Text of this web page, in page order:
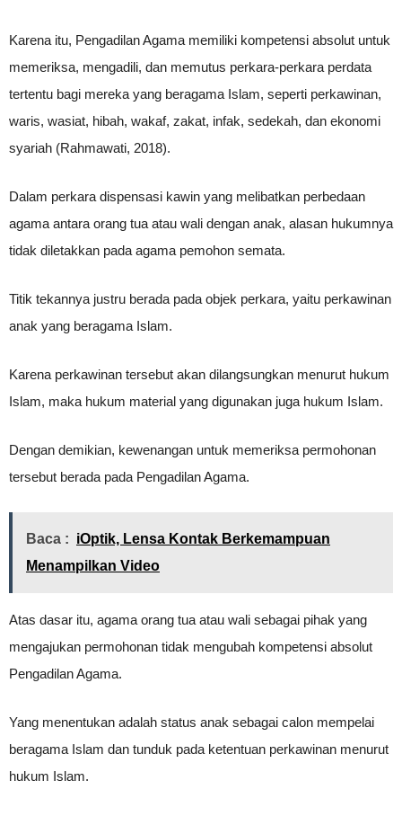
Karena itu, Pengadilan Agama memiliki kompetensi absolut untuk
memeriksa, mengadili, dan memutus perkara-perkara perdata
tertentu bagi mereka yang beragama Islam, seperti perkawinan,
waris, wasiat, hibah, wakaf, zakat, infak, sedekah, dan ekonomi
syariah (Rahmawati, 2018).
Dalam perkara dispensasi kawin yang melibatkan perbedaan
agama antara orang tua atau wali dengan anak, alasan hukumnya
tidak diletakkan pada agama pemohon semata.
Titik tekannya justru berada pada objek perkara, yaitu perkawinan
anak yang beragama Islam.
Karena perkawinan tersebut akan dilangsungkan menurut hukum
Islam, maka hukum material yang digunakan juga hukum Islam.
Dengan demikian, kewenangan untuk memeriksa permohonan
tersebut berada pada Pengadilan Agama.
Baca : iOptik, Lensa Kontak Berkemampuan
Menampilkan Video
Atas dasar itu, agama orang tua atau wali sebagai pihak yang
mengajukan permohonan tidak mengubah kompetensi absolut
Pengadilan Agama.
Yang menentukan adalah status anak sebagai calon mempelai
beragama Islam dan tunduk pada ketentuan perkawinan menurut
hukum Islam.